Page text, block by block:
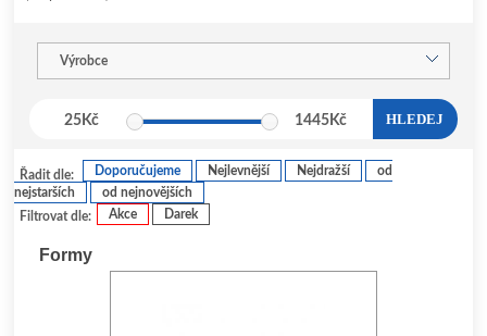
Výrobce
25Kč 1445 Kč HLEDEJ
Filtrovat dle: Akce Darek
Řadit dle: Doporučujeme Nejlevnější Nejdražší
od
nejstarších
od nejnovějších
Formy